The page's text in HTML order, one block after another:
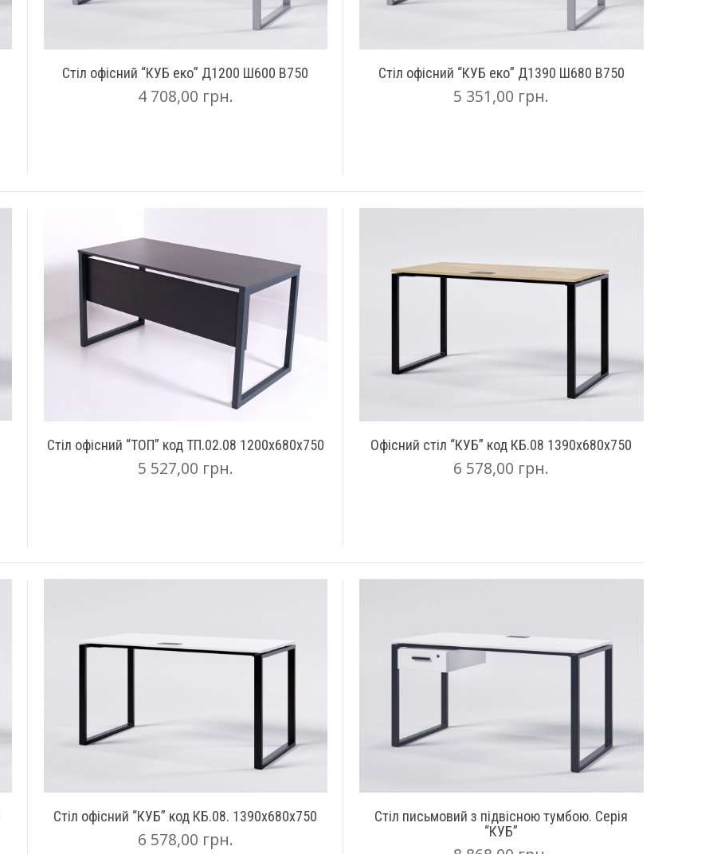
Стіл офісний “КУБ еко” Д1200 Ш600 В750
4 708,00 грн.
Стіл офісний “КУБ еко” Д1390 Ш680 В750
5 351,00 грн.
Стіл офісний “ТОП” код ТП.02.08 1200х680х750
5 527,00 грн.
Офісний стіл “КУБ” код КБ.08 1390х680х750
6 578,00 грн.
Стіл офісний “КУБ” код КБ.08. 1390х680х750
6 578,00 грн.
Стіл письмовий з підвісною тумбою. Серія
“КУБ”